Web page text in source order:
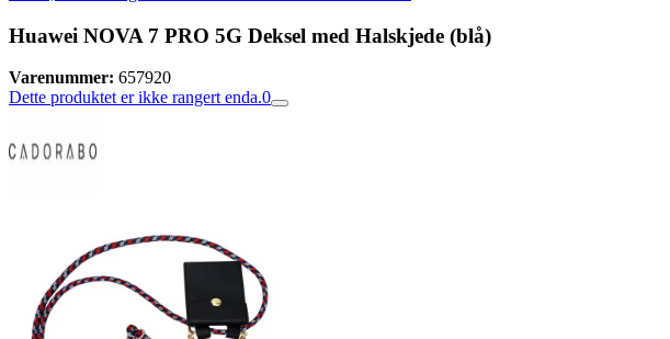
Huawei NOVA 7 PRO 5G Deksel med Halskjede (blå)
Varenummer: 657920
Dette produktet er ikke rangert enda.0